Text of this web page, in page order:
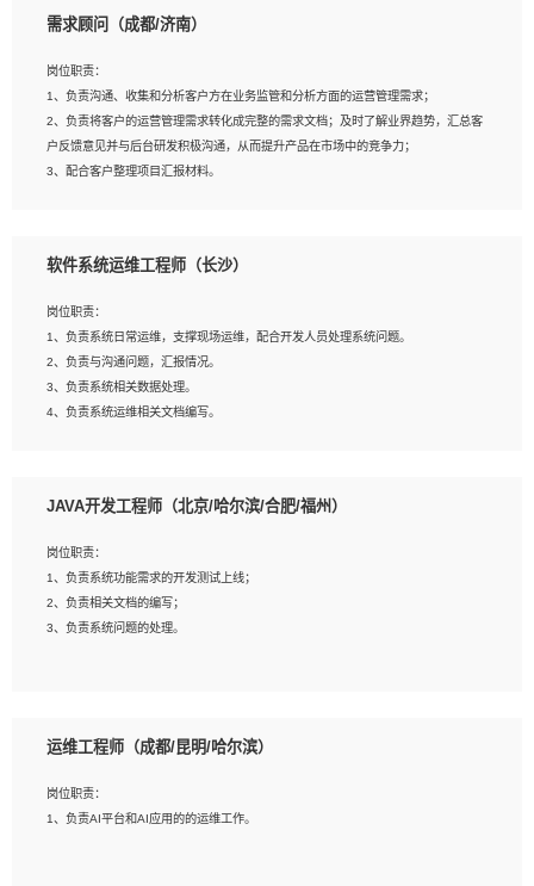
2、2年以上图像处理开发经验，熟悉python和spark开发；
建深度学习系统环境；
4、熟悉OPENCV、HALCON等常用图像处理软件，熟练进行图像处理；
5、熟悉主流的分类算法、聚类算法和关联分析算法原理，能熟练使用神经网络算法
的进行业务建模；
6、对OCR领域有深入的研究，熟悉模型调参，压缩和整型化方法；
需求顾问（成都/济南）
岗位职责：
1、负责沟通、收集和分析客户方在业务监管和分析方面的运营管理需求；
2、负责将客户的运营管理需求转化成完整的需求文档；及时了解业界趋势，汇总客
户反馈意见并与后台研发积极沟通，从而提升产品在市场中的竞争力；
3、配合客户整理项目汇报材料。
1、3年以上运营或解决方案的工作经验。
征，可独立提出完整的优化方案,并推动方案执行达成结果；熟练使用PPT、
WORD、EXCEL等办公软件；
3、深入理解公司各项AI产品和技术信息；具有较强的文档编写能力，能独立撰写
PPT、方案建议书等，面试时需携带个人制作的专业PPT文件进行展示。
软件系统运维工程师（长沙）
岗位职责：
1、负责系统日常运维，支撑现场运维，配合开发人员处理系统问题。
2、负责与沟通问题，汇报情况。
3、负责系统相关数据处理。
4、负责系统运维相关文档编写。
岗位要求：
2、精通linux命令。
3、熟悉oracle、mysql 数据库。
4、善于沟通，具有良好的团队合作精神和协作能力。
5、必须有实际的生产环境系统维护经验。
JAVA开发工程师（北京/哈尔滨/合肥/福州）
岗位职责：
1、负责系统功能需求的开发测试上线；
2、负责相关文档的编写；
3、负责系统问题的处理。
2、熟悉linux命令；
4、熟练使用oracle、mysql进行开发；
5、熟悉流程开发如使用activiti；
运维工程师（成都/昆明/哈尔滨）
岗位职责：
1、负责AI平台和AI应用的的运维工作。